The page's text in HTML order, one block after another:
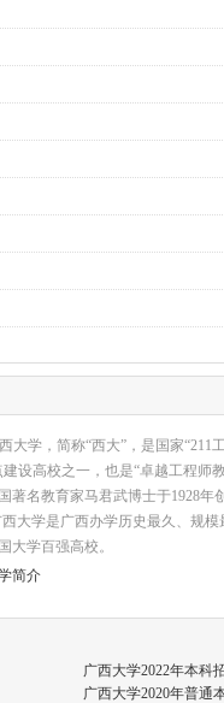
大学，简称“西大”，是国家“211
建设高校之一，也是“卓越工程师
著名教育家马君武博士于1928年
大学是广西办学历史最久、规
大学百强高校。
简介
广西大学2022年本科
广西大学2020年普通